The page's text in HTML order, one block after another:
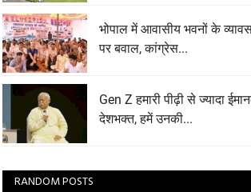
भोपाल में आवासीय भवनों के
पर बवाल, कांग्रेस...
Gen Z हमारी पीढ़ी से ज्यादा
देशभक्त, हमें उनकी...
RANDOM POSTS